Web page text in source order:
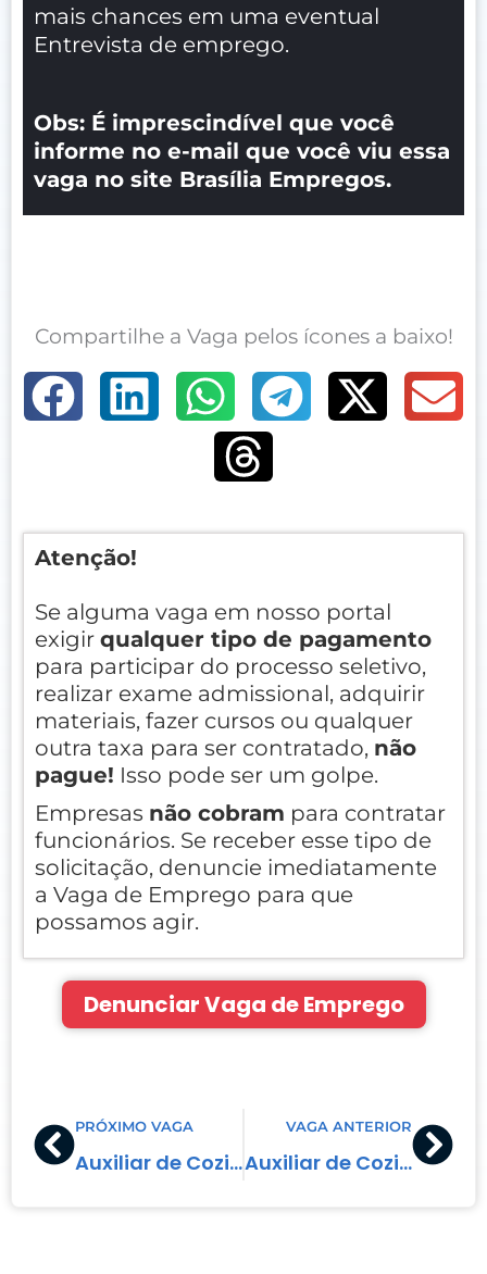
mais chances em uma eventual
Entrevista de emprego.
Obs: É imprescindível que você
informe no e-mail que você viu essa
vaga no site Brasília Empregos.
Compartilhe a Vaga pelos ícones a baixo!
Atenção!
Se alguma vaga em nosso portal
exigir qualquer tipo de pagamento
para participar do processo seletivo,
realizar exame admissional, adquirir
materiais, fazer cursos ou qualquer
outra taxa para ser contratado, não
pague! Isso pode ser um golpe.
Empresas não cobram para contratar
funcionários. Se receber esse tipo de
solicitação, denuncie imediatamente
a Vaga de Emprego para que
possamos agir.
Denunciar Vaga de Emprego
Prev
PRÓXIMO VAGA
Auxiliar de Cozinha
VAGA ANTERIOR
Auxiliar de Cozinha